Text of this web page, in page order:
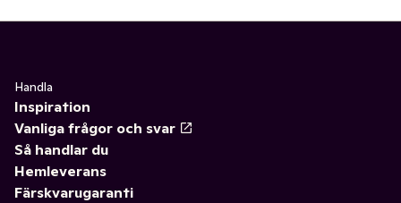
Handla
Inspiration
Vanliga frågor och svar
Så handlar du
Hemleverans
Färskvarugaranti